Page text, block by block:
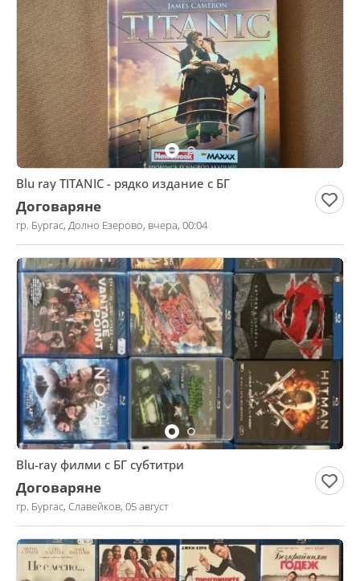
Blu ray TITANIC - рядко издание с БГ
Договаряне
гр. Бургас, Долно Езерово, вчера, 00:04
Blu-ray филми с БГ субтитри
Договаряне
гр. Бургас, Славейков, 05 август